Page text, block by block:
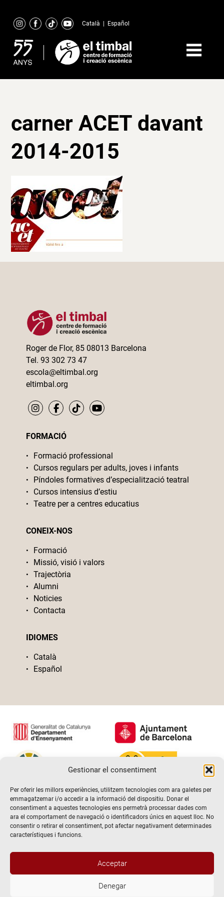
Gestionar el consentiment
Per oferir les millors experiències, utilitzem tecnologies com ara galetes per
emmagatzemar i/o accedir a la informació del dispositiu. Donar el
consentiment a aquestes tecnologies ens permetrà processar dades com
ara el comportament de navegació o identificadors únics en aquest lloc. No
consentir o retirar el consentiment, pot afectar negativament determinades
característiques i funcions.
Acceptar
Denegar
content
Català Español
carner ACET davant
2014-2015
Roger de Flor, 85 08013 Barcelona
Tel. 93 302 73 47
escola@eltimbal.org
eltimbal.org
FORMACIÓ
Formació professional
Cursos regulars per adults, joves i infants
Píndoles formatives d’especialització teatral
Cursos intensius d’estiu
Teatre per a centres educatius
CONEIX-NOS
Formació
Missió, visió i valors
Trajectòria
Alumni
Noticies
Contacta
IDIOMES
Català
Español
@2026 Escola de teatre El Timbal. Tots els drets reservats